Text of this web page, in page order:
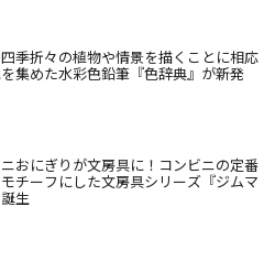
季折々の植物や情景を描くことに相応
集めた水彩色鉛筆『色辞典』が新発
おにぎりが文房具に！コンビニの定番
チーフにした文房具シリーズ『ジムマ
生